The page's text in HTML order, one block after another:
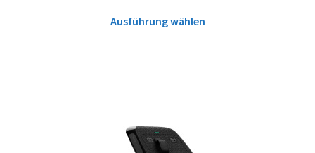
Ausführung wählen